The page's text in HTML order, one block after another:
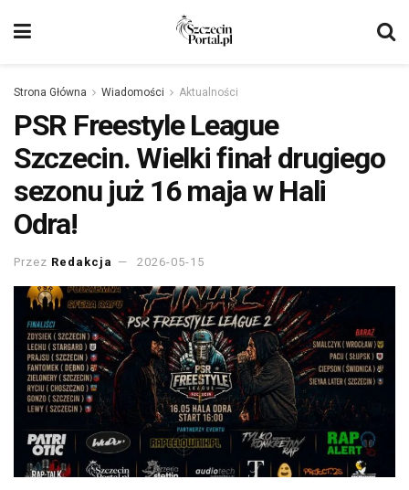
Strona Główna Wiadomości Aktualności
PSR Freestyle League
Szczecin. Wielki finał drugiego
sezonu już 16 maja w Hali
Odra!
Przez Redakcja 2026-05-15